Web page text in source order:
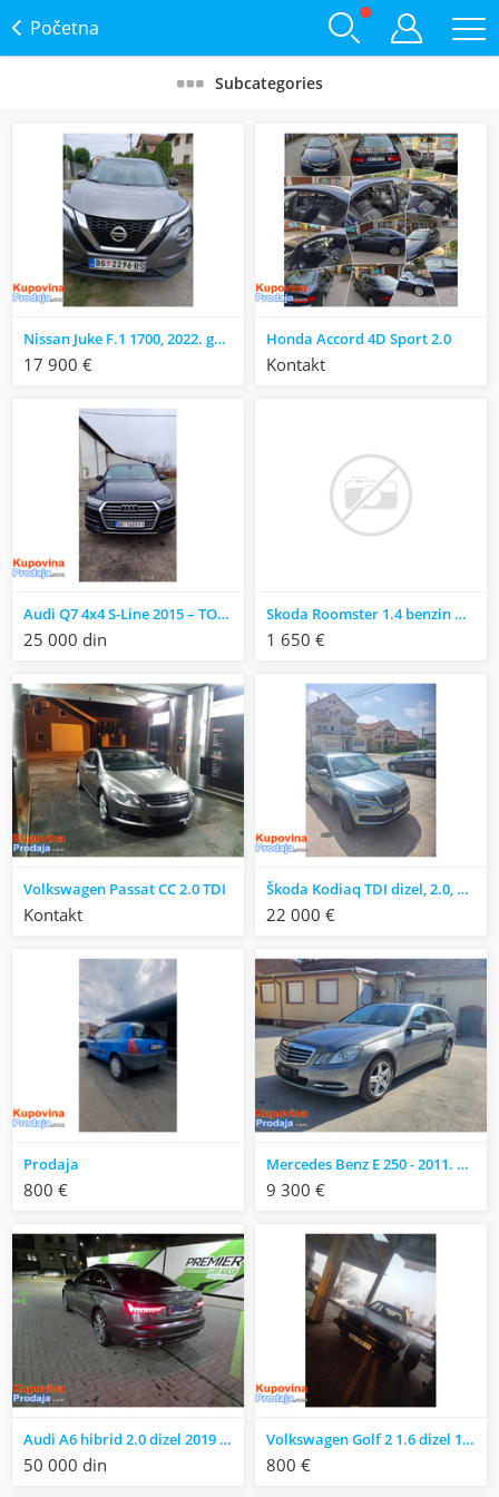
Početna
Subcategories
Nissan Juke F.1 1700, 2022. godište
17 900 €
Honda Accord 4D Sport 2.0
Kontakt
Audi Q7 4x4 S-Line 2015 – TOP OPREMA
25 000 din
Skoda Roomster 1.4 benzin & plin atestiran
1 650 €
Volkswagen Passat CC 2.0 TDI
Kontakt
Škoda Kodiaq TDI dizel, 2.0, 2020. godište
22 000 €
Prodaja
800 €
Mercedes Benz E 250 - 2011. godište
9 300 €
Audi A6 hibrid 2.0 dizel 2019 god
50 000 din
Volkswagen Golf 2 1.6 dizel 1998
800 €